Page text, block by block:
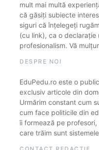
mult mai multă
că găsiți subiecte
siguri că înțelegeți
(cu link), ca o
profesionalism. Vă
DESPRE NOI
EduPedu.ro este o
exclusiv articole din
Urmărim constant cum
cum face politicile din
îi formează pe
care trăim sunt